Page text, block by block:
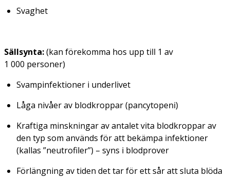
Svaghet
Sällsynta:(kan förekomma hos upp till 1 av
1 000 personer)
Svampinfektioner i underlivet
Låga nivåer av blodkroppar (pancytopeni)
Kraftiga minskningar av antalet vita blodkroppar av
den typ som används för att bekämpa infektioner
(kallas ”neutrofiler”) – syns i blodprover
Förlängning av tiden det tar för ett sår att sluta blöda